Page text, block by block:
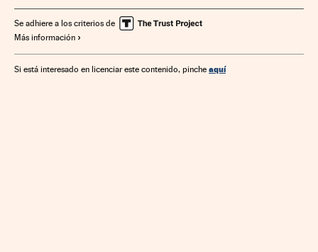
Consumo energía Precios Política industrial
Fuentes energía Comercio Energía
Se adhiere a los criterios de
Más información
Si está interesado en licenciar este contenido, pinche aquí